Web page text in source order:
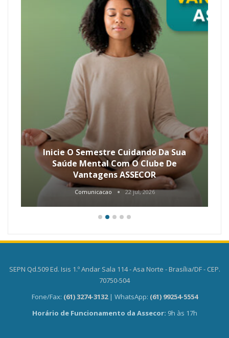
Inicie O Semestre Cuidando Da Sua
Saúde Mental Com O Clube De
Vantagens ASSECOR
Comunicacao 22 jul, 2026
SEPN Qd.509 Ed. Isis 1.º Andar Sala 114 - Asa Norte - Brasília/DF - CEP.
70750-504
Fone/Fax: (61) 3274-3132 | WhatsApp: (61) 99254-5554
Horário de Funcionamento da Assecor: 9h às 17h